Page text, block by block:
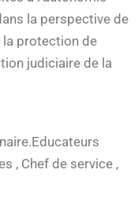
la perspective de
protection de
judiciaire de la
, Chef de service ,